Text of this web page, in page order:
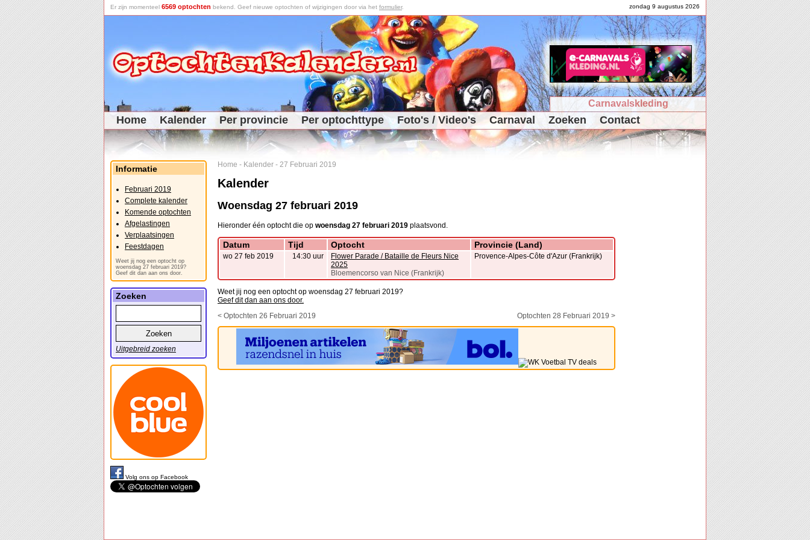
zondag 9 augustus 2026
Er zijn momenteel 6569 optochten bekend. Geef nieuwe optochten of wijzigingen door via het formulier.
Carnavalskleding
Home Kalender Per provincie Per optochttype Foto's / Video's Carnaval Zoeken Contact
Home - Kalender - 27 Februari 2019
Kalender
Woensdag 27 februari 2019
Hieronder één optocht die op woensdag 27 februari 2019 plaatsvond.
Datum Tijd Optocht Provincie (Land)
wo 27 feb 2019 14:30 uur
Flower Parade / Bataille de Fleurs Nice
2025
Bloemencorso van Nice (Frankrijk)
Provence-Alpes-Côte d'Azur (Frankrijk)
Weet jij nog een optocht op woensdag 27 februari 2019?
Geef dit dan aan ons door.
< Optochten 26 Februari 2019
Optochten 28 Februari 2019 >
Informatie
Februari 2019
Complete kalender
Komende optochten
Afgelastingen
Verplaatsingen
Feestdagen
Weet jij nog een optocht op
woensdag 27 februari 2019?
Geef dit dan aan ons door.
Zoeken
Uitgebreid zoeken
Volg ons op Facebook